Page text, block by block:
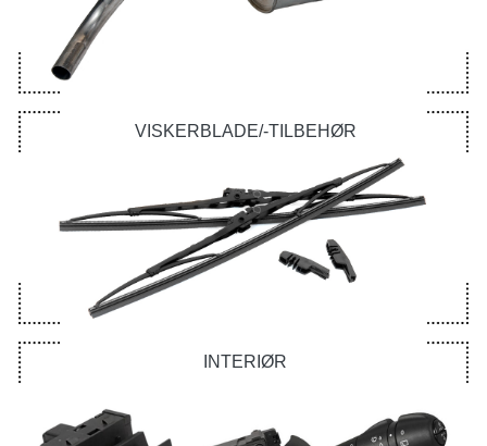
VISKERBLADE/-TILBEHØR
INTERIØR